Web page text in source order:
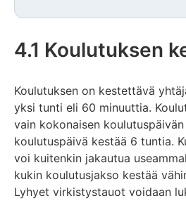
4.1 Koulutuksen
Koulutuksen on kestettävä
yksi tunti eli 60 minuuttia.
vain kokonaisen
koulutuspäivä kestää 6 tuntia.
voi kuitenkin jakautua
kukin koulutusjakso kestää
Lyhyet virkistystauot voidaan